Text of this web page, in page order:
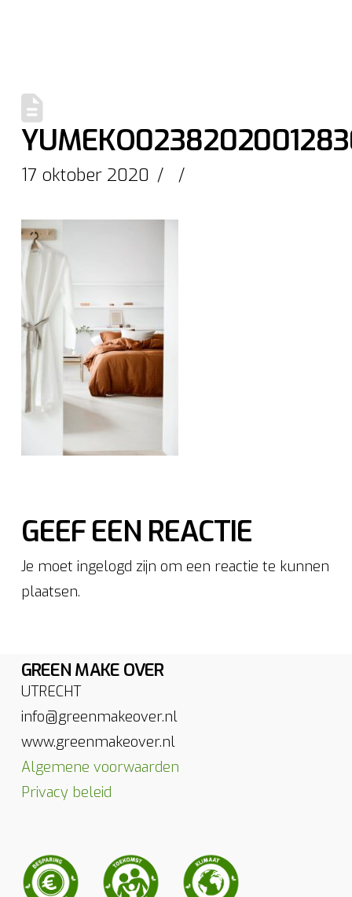
17 oktober 2020
GEEF EEN REACTIE
Je moet ingelogd zijn om een reactie te kunnen
plaatsen.
GREEN MAKE OVER
UTRECHT
info@greenmakeover.nl
www.greenmakeover.nl
Algemene voorwaarden
Privacy beleid